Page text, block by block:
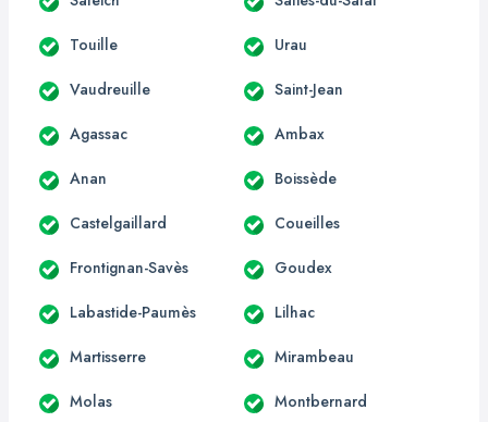
Touille Urau
Vaudreuille Saint-Jean
Agassac Ambax
Anan Boissède
Castelgaillard Coueilles
Frontignan-Savès Goudex
Labastide-Paumès Lilhac
Martisserre Mirambeau
Molas Montbernard